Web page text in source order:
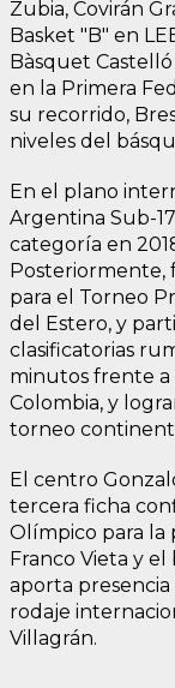
Zubia, Covirán
Basket "B" en
Bàsquet
en la Primera
su recorrido,
niveles del
En el plano
Argentina Sub-
categoría en
Posteriormente,
para el Torneo
del Estero, y
clasificatorias
minutos frente a
Colombia, y
torneo
El centro
tercera ficha
Olímpico para la
Franco Vieta y
aporta
rodaje
Villagrán.